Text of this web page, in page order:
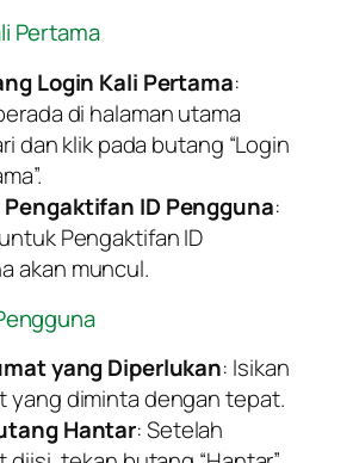
Pertama
Login Kali Pertama:
di halaman utama
dan klik pada butang “Login
Pengaktifan ID Pengguna:
Pengaktifan ID
akan muncul.
yang Diperlukan: Isikan
yang diminta dengan tepat.
Hantar: Setelah